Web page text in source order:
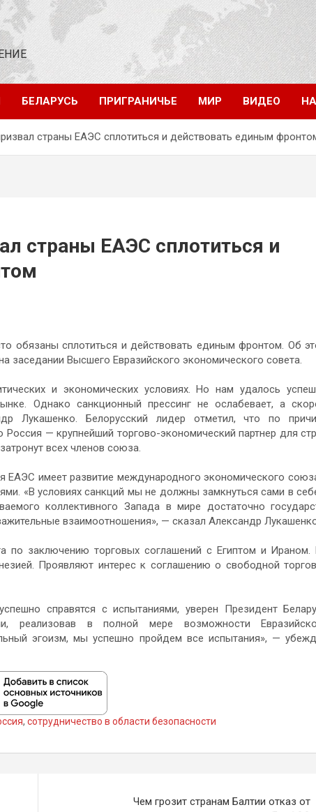
БЕЛАРУСЬ ПРИГРАНИЧЬЕ МИР ВИДЕО
страны ЕАЭС сплотиться и действовать единым
страны ЕАЭС сплотиться и
обязаны сплотиться и действовать единым фронтом. Об
заседании Высшего Евразийского экономического совета.
и экономических условиях. Но нам удалось
Однако санкционный прессинг не ослабевает, а
Лукашенко. Белорусский лидер отметил, что по
Россия — крупнейший торгово-экономический партнер для
всех членов союза.
ЕАЭС имеет развитие международного экономического
«В условиях санкций мы не должны замкнуться сами в
коллективного Запада в мире достаточно
взаимоотношения», — сказал Александр
по заключению торговых соглашений с Египтом и Ираном.
Проявляют интерес к соглашению о свободной
справятся с испытаниями, уверен Президент
реализовав в полной мере возможности
эгоизм, мы успешно пройдем все испытания», —
, сотрудничество в области безопасности
Чем грозит странам Балтии отказ от